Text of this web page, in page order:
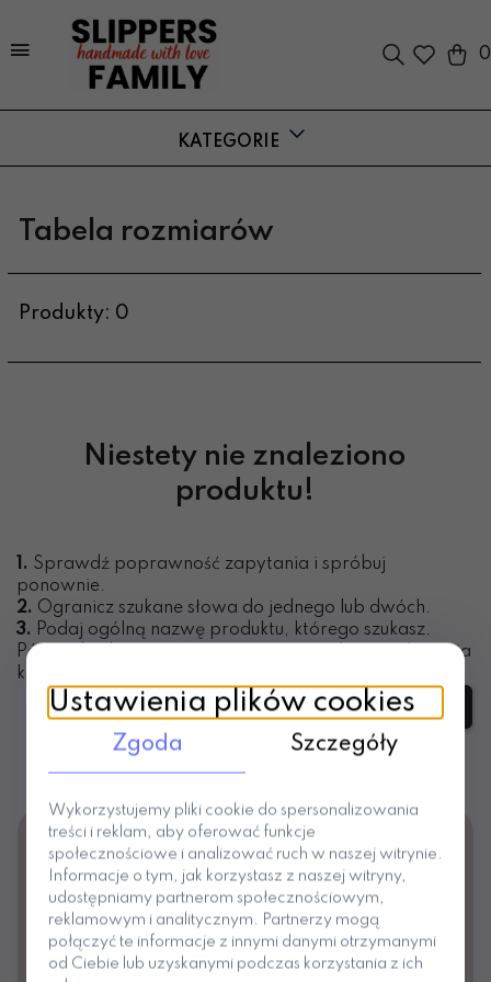
0
KATEGORIE
Tabela rozmiarów
Produkty: 0
Niestety nie znaleziono
produktu!
1. Sprawdź poprawność zapytania i spróbuj
ponownie.
2. Ogranicz szukane słowa do jednego lub dwóch.
3. Podaj ogólną nazwę produktu, którego szukasz.
Później będziesz mógł ograniczyć wyniki wyszukiwania
korzystając z zaawansowanych filtrów.
szukanie zaawansowane
Dołącz dziś do naszego newslettera i
odbierz kod -10% na pierwsze zakupy!
Chcesz być na bieżąco z naszymi nowościami,
promocjami i wyprzedażami? Dołącz do naszego
newslettera! Wpisz swój adres e-mail i ciesz się
Ustawienia plików cookies
Zgoda Szczegóły
Wykorzystujemy pliki cookie do spersonalizowania
treści i reklam, aby oferować funkcje
społecznościowe i analizować ruch w naszej witrynie.
Informacje o tym, jak korzystasz z naszej witryny,
udostępniamy partnerom społecznościowym,
reklamowym i analitycznym. Partnerzy mogą
połączyć te informacje z innymi danymi otrzymanymi
od Ciebie lub uzyskanymi podczas korzystania z ich